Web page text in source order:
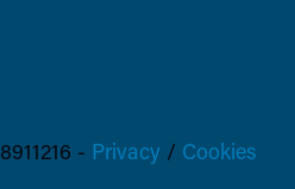
- Privacy / Cookies